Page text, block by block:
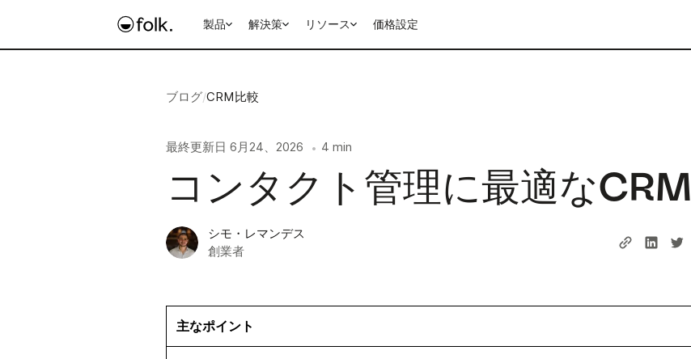
製品 解決策 リソース 価格設定
ブログ/CRM比較
最終更新日 6月24、2026 • 4 min
コンタクト管理に最適なCRM
シモ・レマンデス
創業者
主なポイント